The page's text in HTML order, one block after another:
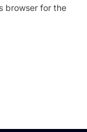
browser for the